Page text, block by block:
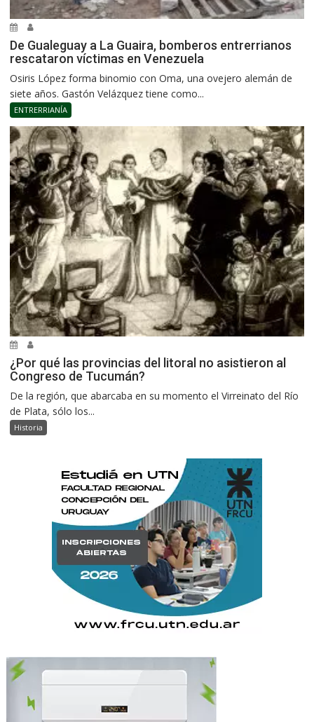
De Gualeguay a La Guaira, bomberos entrerrianos
rescataron víctimas en Venezuela
Osiris López forma binomio con Oma, una ovejero alemán de
siete años. Gastón Velázquez tiene como...
ENTRERRIANÍA
¿Por qué las provincias del litoral no asistieron al
Congreso de Tucumán?
De la región, que abarcaba en su momento el Virreinato del Río
de Plata, sólo los...
Historia